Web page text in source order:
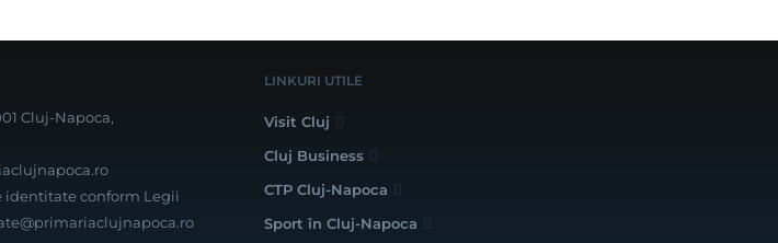
Cluj-Napoca,
identitate conform Legii
LINKURI UTILE
Visit Cluj
Cluj Business
CTP Cluj-Napoca
Sport în Cluj-Napoca